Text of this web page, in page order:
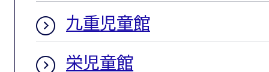
九重児童館
栄児童館